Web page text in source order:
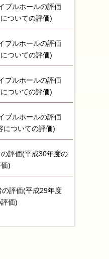
プルホールの評価
ついての評価)
プルホールの評価
ついての評価)
プルホールの評価
ついての評価)
プルホールの評価
についての評価)
評価(平成30年度の
)
評価(平成29年度
価)